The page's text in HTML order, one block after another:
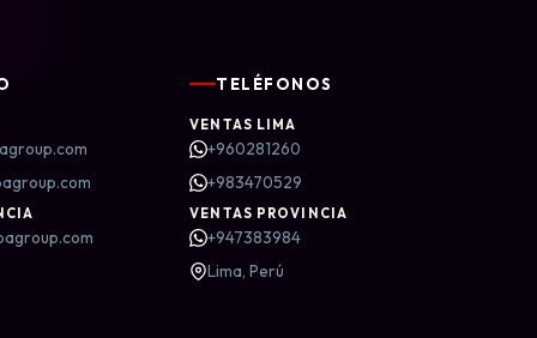
TELÉFONOS
VENTAS LIMA
+960281260
+983470529
VENTAS PROVINCIA
+947383984
Lima, Perú